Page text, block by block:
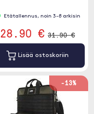
Etätallennus, noin 3-8 arkisin
28.90 € 31.90 €
Lisää ostoskoriin
-13%